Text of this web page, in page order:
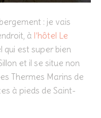
: je vais
à l’hôtel Le
qui est super bien
et il se situe non
Thermes Marins de
à pieds de Saint-